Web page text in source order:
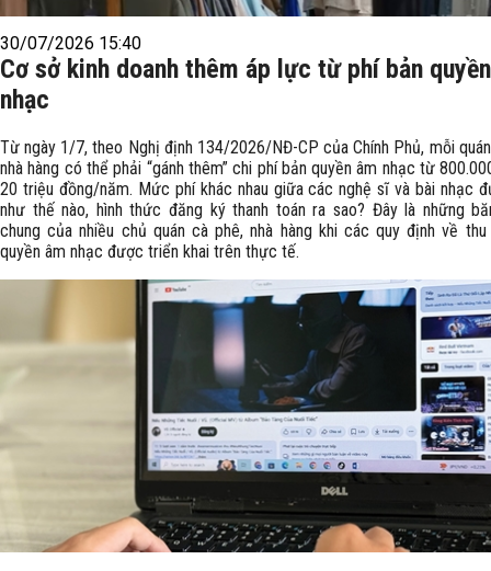
30/07/2026 15:40
Cơ sở kinh doanh thêm áp lực từ phí bản
nhạc
Từ ngày 1/7, theo Nghị định 134/2026/NĐ-CP của Chính Phủ, mỗi
nhà hàng có thể phải “gánh thêm” chi phí bản quyền âm nhạc từ
20 triệu đồng/năm. Mức phí khác nhau giữa các nghệ sĩ và bài nhạc
như thế nào, hình thức đăng ký thanh toán ra sao? Đây là những
chung của nhiều chủ quán cà phê, nhà hàng khi các quy định về
quyền âm nhạc được triển khai trên thực tế.